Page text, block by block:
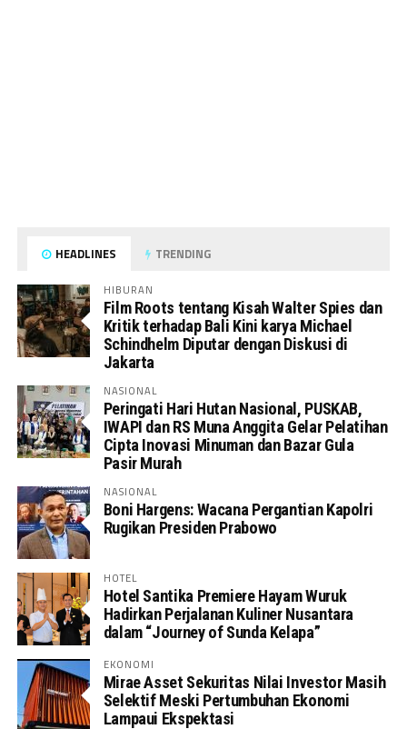
HEADLINES TRENDING
HIBURAN
Film Roots tentang Kisah Walter Spies dan
Kritik terhadap Bali Kini karya Michael
Schindhelm Diputar dengan Diskusi di
Jakarta
NASIONAL
Peringati Hari Hutan Nasional, PUSKAB,
IWAPI dan RS Muna Anggita Gelar Pelatihan
Cipta Inovasi Minuman dan Bazar Gula
Pasir Murah
NASIONAL
Boni Hargens: Wacana Pergantian Kapolri
Rugikan Presiden Prabowo
HOTEL
Hotel Santika Premiere Hayam Wuruk
Hadirkan Perjalanan Kuliner Nusantara
dalam “Journey of Sunda Kelapa”
EKONOMI
Mirae Asset Sekuritas Nilai Investor Masih
Selektif Meski Pertumbuhan Ekonomi
Lampaui Ekspektasi